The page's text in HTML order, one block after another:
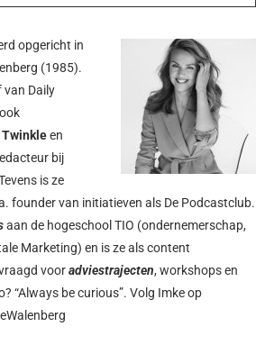
opgericht in
(1985).
van Daily
Twinkleen
bij
is ze
founder van initiatieven als De Podcastclub.
aan de hogeschool TIO (ondernemerschap,
Marketing) en is ze als content
vooradviestrajecten, workshops en
“Always be curious”. Volg Imke op